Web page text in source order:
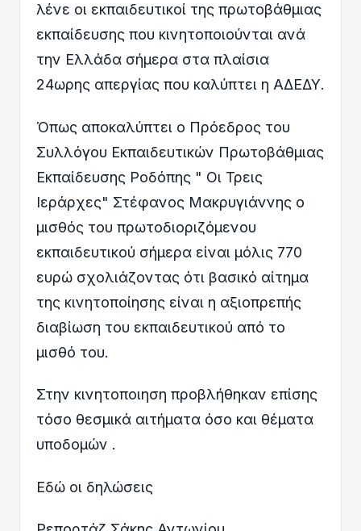
λένε οι εκπαιδευτικοί της πρωτοβάθμιας
εκπαίδευσης που κινητοποιούνται ανά
την Ελλάδα σήμερα στα πλαίσια
24ωρης απεργίας που καλύπτει η ΑΔΕΔΥ.
Όπως αποκαλύπτει ο Πρόεδρος του
Συλλόγου Εκπαιδευτικών Πρωτοβάθμιας
Εκπαίδευσης Ροδόπης " Οι Τρεις
Ιεράρχες" Στέφανος Μακρυγιάννης ο
μισθός του πρωτοδιοριζόμενου
εκπαιδευτικού σήμερα είναι μόλις 770
ευρώ σχολιάζοντας ότι βασικό αίτημα
της κινητοποίησης είναι η αξιοπρεπής
διαβίωση του εκπαιδευτικού από το
μισθό του.
Στην κινητοποιηση προβλήθηκαν επίσης
τόσο θεσμικά αιτήματα όσο και θέματα
υποδομών .
Eδώ οι δηλώσεις